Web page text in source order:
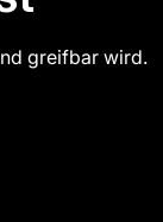
greifbar wird.